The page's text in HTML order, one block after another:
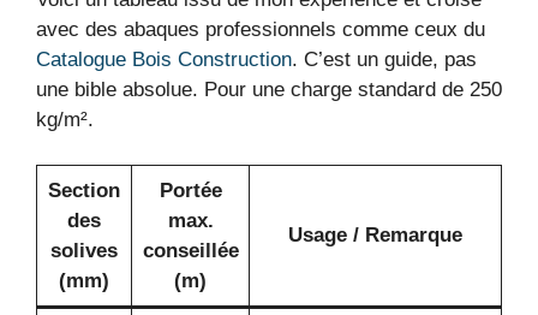
avec des abaques professionnels comme ceux du
Catalogue Bois Construction. C’est un guide, pas
une bible absolue. Pour une charge standard de 250
kg/m².
Section
des
solives
(mm)
Portée
max.
conseillée
(m)
Usage / Remarque